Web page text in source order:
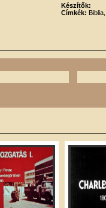
Készítők:
Címkék: